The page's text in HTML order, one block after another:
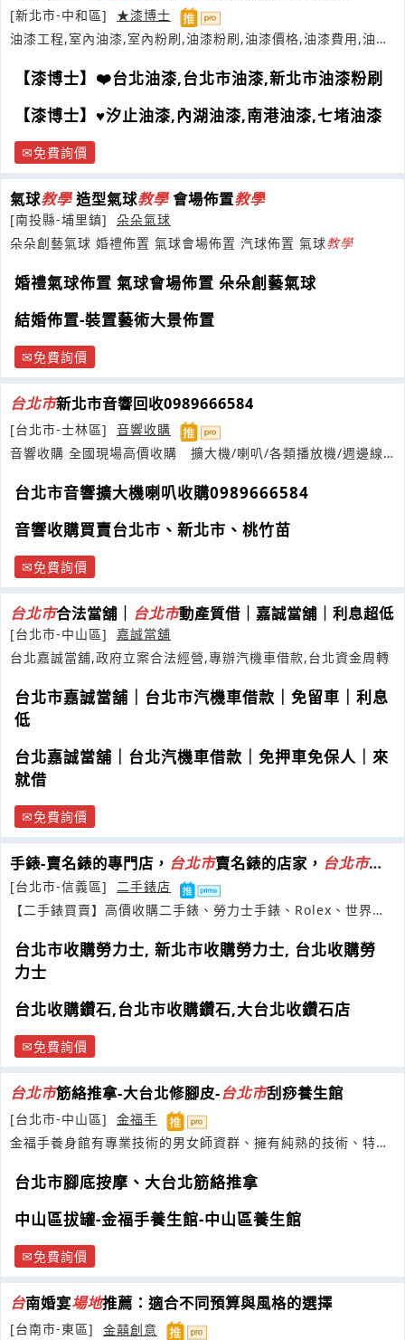
[新北市-中和區]
★漆博士
油漆工程,室內油漆,室內粉刷,油漆粉刷,油漆價格,油漆費用,油漆
【漆博士】❤️台北油漆,台北市油漆,新北市油漆粉刷
【漆博士】♥汐止油漆,內湖油漆,南港油漆,七堵油漆
免費詢價
氣球教學造型氣球教學會場佈置教學
[南投縣-埔里鎮]
朵朵氣球
朵朵創藝氣球 婚禮佈置 氣球會場佈置 汽球佈置 氣球教學
婚禮氣球佈置 氣球會場佈置 朵朵創藝氣球
結婚佈置-裝置藝術大景佈置
免費詢價
台北市新北市音響回收0989666584
[台北市-士林區]
音響收購
音響收購 全國現場高價收購 擴大機/喇叭/各類播放機/週邊線
台北市音響擴大機喇叭收購0989666584
音響收購買賣台北市、新北市、桃竹苗
免費詢價
台北市合法當舖｜ 台北市動產質借｜嘉誠當舖｜利息超低
[台北市-中山區]
嘉誠當舖
台北嘉誠當舖,政府立案合法經營,專辦汽機車借款,台北資金周轉
台北市嘉誠當舖｜台北市汽機車借款｜免留車｜利息
低
台北嘉誠當舖｜台北汽機車借款｜免押車免保人｜來
就借
免費詢價
手錶-賣名錶的專門店， 台北市賣名錶的店家， 台北市賣
勞力士手錶
[台北市-信義區]
二手錶店
【二手錶買賣】高價收購二手錶、勞力士手錶、Rolex、世界名
台北市收購勞力士, 新北市收購勞力士, 台北收購勞
力士
台北收購鑽石,台北市收購鑽石,大台北收鑽石店
免費詢價
台北市筋絡推拿-大台北修腳皮-台北市刮痧養生館
[台北市-中山區]
金福手
金福手養身館有專業技術的男女師資群、擁有純熟的技術、特別
台北市腳底按摩、大台北筋絡推拿
中山區拔罐-金福手養生館-中山區養生館
免費詢價
台南婚宴場地推薦：適合不同預算與風格的選擇
[台南市-東區] 金囍創意